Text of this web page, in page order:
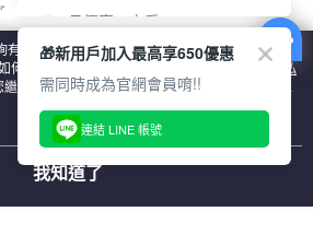
關本網站使用 cookie 方式之詳情，及若您不希
何變更電腦的 cookie 設定，請參閱本網站「
隱私
繼續使用本網站即表示您同意本公司得按本網站使
。
我知道了
🎉 8月優惠一次看
①LINE購物最高10%回饋
②每周限定品現折200
③指定商品58折起 最高現折$888
上班鞋、休閒鞋、涼鞋一次逛齊
好搭、出遊好走、聚會也漂亮
🎁新用戶加入最高享650優惠
需同時成為官網會員唷!!
連結 LINE 帳號